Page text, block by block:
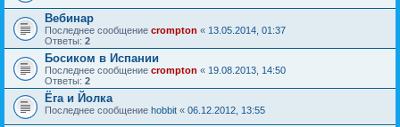
Вебинар
Последнее сообщение crompton « 13.05.2014, 01:37
Ответы: 2
Босиком в Испании
Последнее сообщение crompton « 19.08.2013, 14:50
Ответы: 2
Ёга и Йолка
Последнее сообщение hobbit « 06.12.2012, 13:55